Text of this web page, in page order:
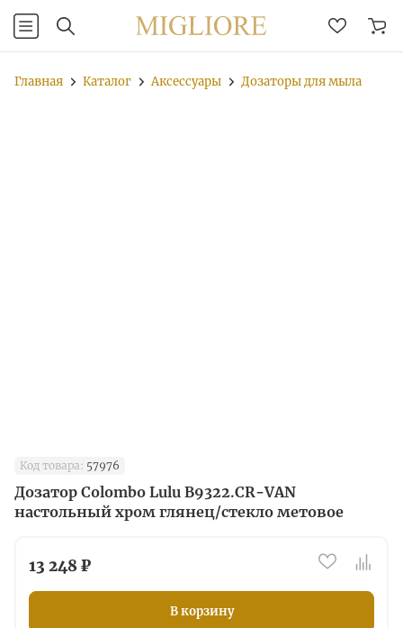
Главная Каталог Аксессуары Дозаторы для мыла
Код товара: 57976
Дозатор Colombo Lulu B9322.CR-VAN
настольный хром глянец/стекло метовое
13 248 ₽
В корзину